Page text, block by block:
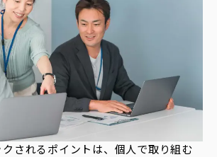
されるポイントは、個人で取り組む